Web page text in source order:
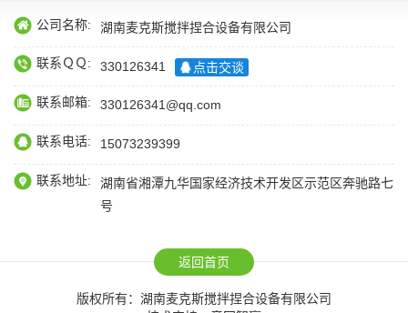
公司名称: 湖南麦克斯搅拌捏合设备有限公司
联系ＱＱ: 330126341 点击交谈
联系邮箱: 330126341@qq.com
联系电话: 15073239399
联系地址:
湖南省湘潭九华国家经济技术开发区示范区奔驰路七
号
返回首页
版权所有：湖南麦克斯搅拌捏合设备有限公司